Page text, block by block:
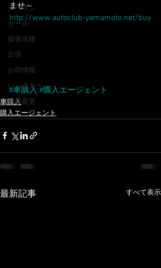
クーポン
セール
損害保険
出張
お得情報
レンタカー
名義変更
ませ～
http://www.autoclub-yamamoto.net/buy
#車購入 #購入エージェント
車購入
購入エージェント
最新記事 すべて表示